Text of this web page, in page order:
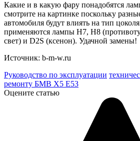
Какие и в какую фару понадобятся
смотрите на картинке поскольку
автомобиля будут влиять на тип
применяются лампы Н7, Н8
свет) и D2S (ксенон). Удачной замены!
Источник: b-m-w.ru
Руководство по эксплуатации
ремонту БМВ Х5 Е53
Оцените статью